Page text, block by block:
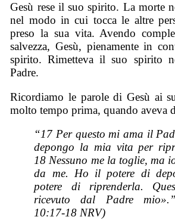
Gesù rese il suo spirito. La morte
nel modo in cui tocca le altre
preso la sua vita. Avendo
salvezza, Gesù, pienamente in
spirito. Rimetteva il suo spirito
Padre.
Ricordiamo le parole di Gesù ai
molto tempo prima, quando aveva
“17 Per questo mi ama il
depongo la mia vita per
18 Nessuno me la toglie, ma
da me. Ho il potere di
potere di riprenderla.
ricevuto dal Padre
10:17-18 NRV)